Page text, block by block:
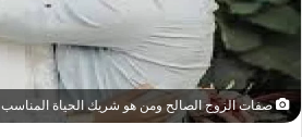
صفات الزوج الصالح ومن هو شريك الحياة المناسب